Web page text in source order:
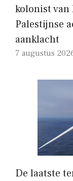
kolonist van
Palestijnse
aanklacht
7 augustus
De laatste